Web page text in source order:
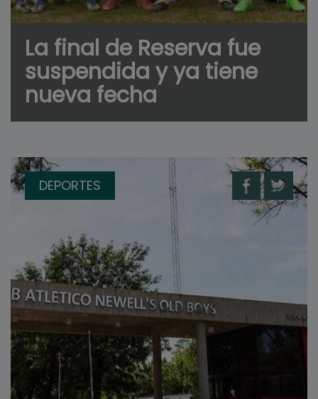
La final de Reserva fue
suspendida y ya tiene
nueva fecha
DEPORTES